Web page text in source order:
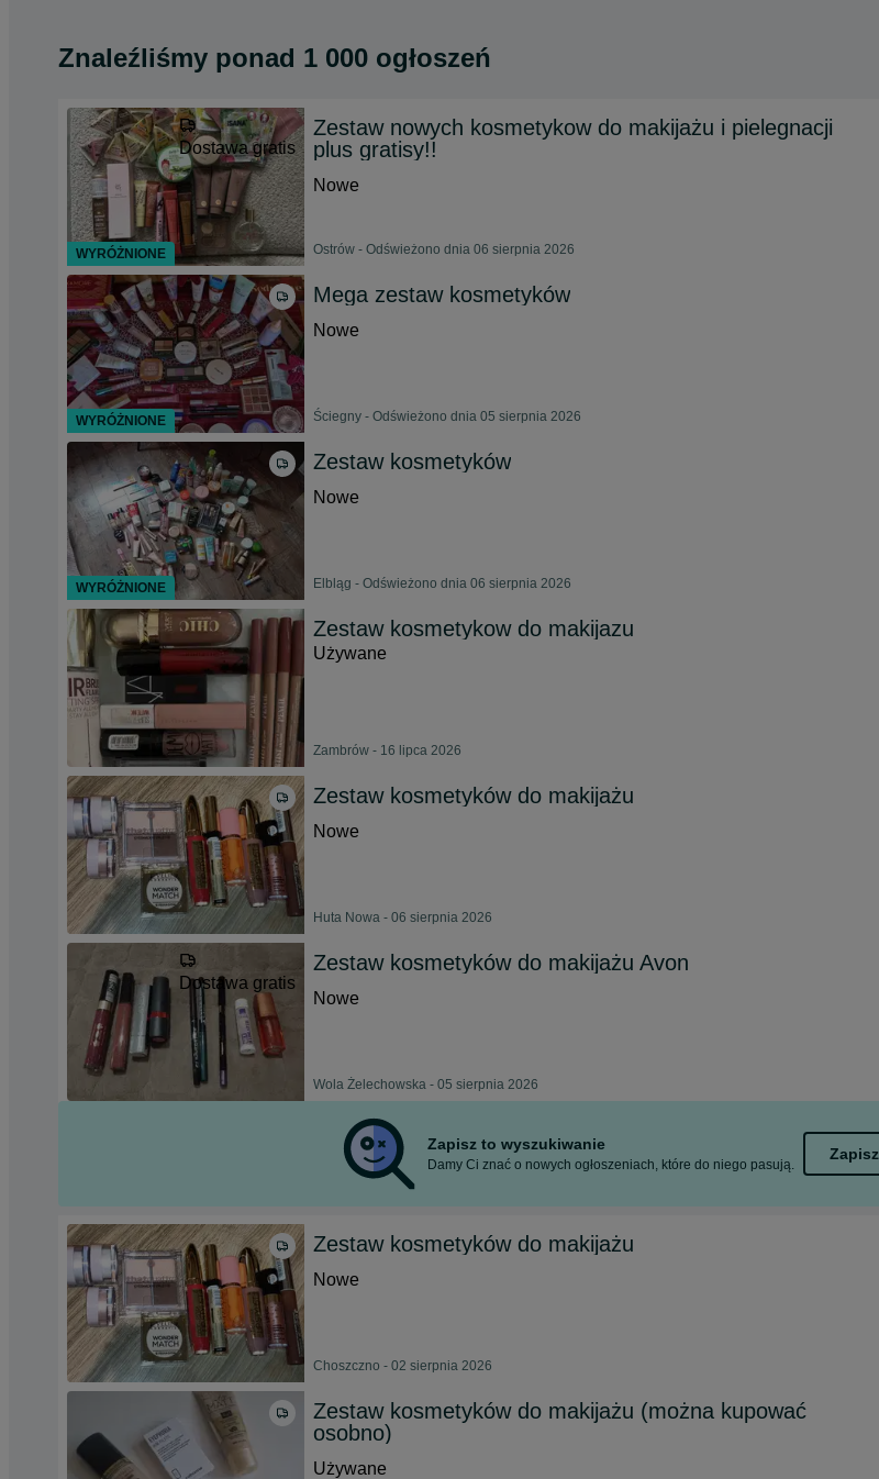
Znaleźliśmy ponad 1 000 ogłoszeń
Dostawa gratis
Zestaw nowych kosmetykow do makijażu i pielegnacji
plus gratisy!!
Nowe
Ostrów - Odświeżono dnia 06 sierpnia 2026
Mega zestaw kosmetyków
Nowe
Ściegny - Odświeżono dnia 05 sierpnia 2026
Zestaw kosmetyków
Nowe
Elbląg - Odświeżono dnia 06 sierpnia 2026
Zestaw kosmetykow do makijazu
Używane
Zambrów - 16 lipca 2026
Zestaw kosmetyków do makijażu
Nowe
Huta Nowa - 06 sierpnia 2026
Dostawa gratis
Zestaw kosmetyków do makijażu Avon
Nowe
Wola Żelechowska - 05 sierpnia 2026
Zapisz to wyszukiwanie
Damy Ci znać o nowych ogłoszeniach, które do niego pasują.
Zapisz
Zestaw kosmetyków do makijażu
Nowe
Choszczno - 02 sierpnia 2026
Zestaw kosmetyków do makijażu (można kupować
osobno)
Używane
WYRÓŻNIONE
WYRÓŻNIONE
WYRÓŻNIONE